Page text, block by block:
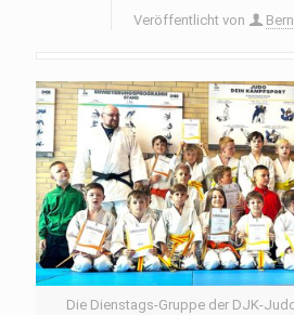
Veröffentlicht von
Die Dienstags-Gruppe der DJK-